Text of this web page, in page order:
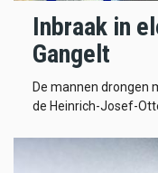
Inbraak in
Gangelt
De mannen drongen
de Heinrich-Josef-